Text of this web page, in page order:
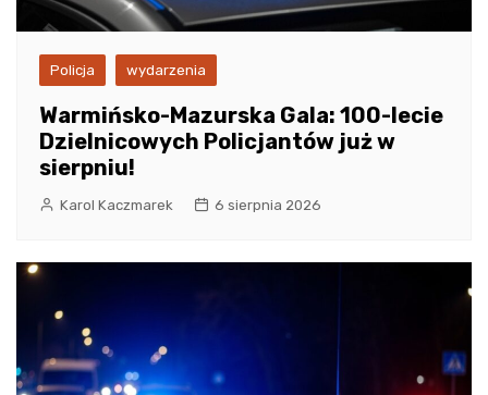
Policja wydarzenia
Warmińsko-Mazurska Gala: 100-lecie
Dzielnicowych Policjantów już w
sierpniu!
Karol Kaczmarek 6 sierpnia 2026